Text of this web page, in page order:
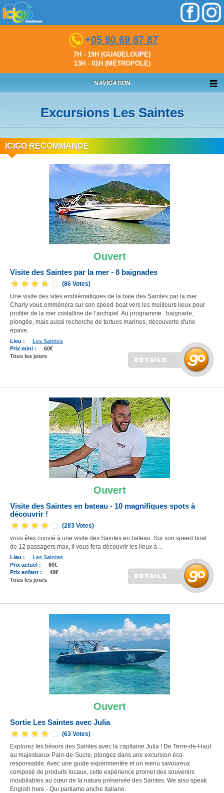
+05 90 69 87 87
7H - 19H (GUADELOUPE)
13H - 01H (MÉTROPOLE)
NAVIGATION
Excursions Les Saintes
ICIGO RECOMMANDE
Ouvert
Visite des Saintes par la mer - 8 baignades
(86 Votes)
Une visite des sites emblématiques de la baie des Saintes par la mer.
Charly vous emmènera sur son speed-boat vers les meilleurs lieux pour
profiter de la mer cristalline de l’archipel. Au programme : baignade,
plongée, mais aussi recherche de tortues marines, découverte d'une
épave.
Lieu :
Les Saintes
Prix mini :
60€
Tous les jours
Ouvert
Visite des Saintes en bateau - 10 magnifiques spots à
découvrir !
(283 Votes)
vous êtes convié à une visite des Saintes en bateau. Sur son speed boat
de 12 passagers max, il vous fera découvrir les lieux à…
Lieu :
Les Saintes
Prix actuel :
60€
Prix enfant :
48€
Tous les jours
Ouvert
Sortie Les Saintes avec Julia
(63 Votes)
Explorez les trésors des Saintes avec la capitaine Julia ! De Terre-de-Haut
au majestueux Pain-de-Sucre, plongez dans une excursion éco-
responsable. Avec une guide expérimentée et un menu savoureux
composé de produits locaux, cette expérience promet des souvenirs
inoubliables au cœur de la nature préservée des Saintes. We also speak
English here - Qui parliamo anche italiano.